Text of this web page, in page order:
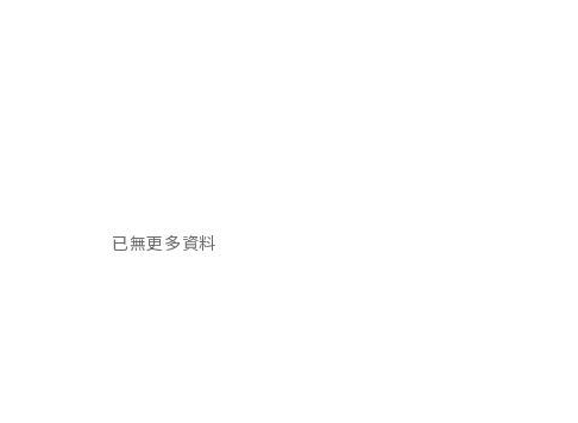
已無更多資料